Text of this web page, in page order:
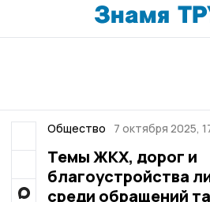
Общество 7 октября 2025,
Темы ЖКХ, дорог и
благоустройства
среди обращений